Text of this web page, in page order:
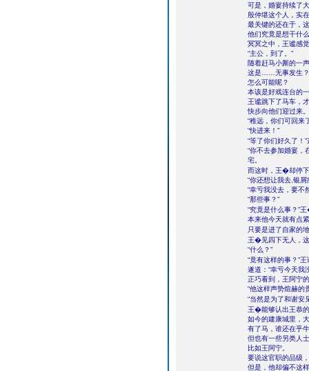
可是，婚宴持续了
殷仲堪这个人，实
最关键的还在于，
他们究竟是想干什
冥冥之中，王谧感
“主公，到了。”
随着赶马小厮的一
这是……无事发生？
怎么可能呢？
本该是好戏连台的
王谧跳下了马车，
快步向他们迎过来。
“稚远，你们可回来
“快进来！”
“等了你们好久了！
“你不去参加婚宴，
宅。
而这时，王�却停
“你还想让我去,银
“幸亏我没去，要不
“那些事？”
“究竟是什么事？”
本来他今天就有点
只要是进了自家的
王�见四下无人，这
“什么？”
“竟有这样的事？”
遂道：“幸亏今天我
正巧看到，王阿宁
“他这样声势煊赫的
“当然是为了和谢安
王�能够认出王恭
如今的建康城里，
有了马，谁还在乎
但也有一些另类人
比如王阿宁。
要说这官职的品级
但是，他却偏不这